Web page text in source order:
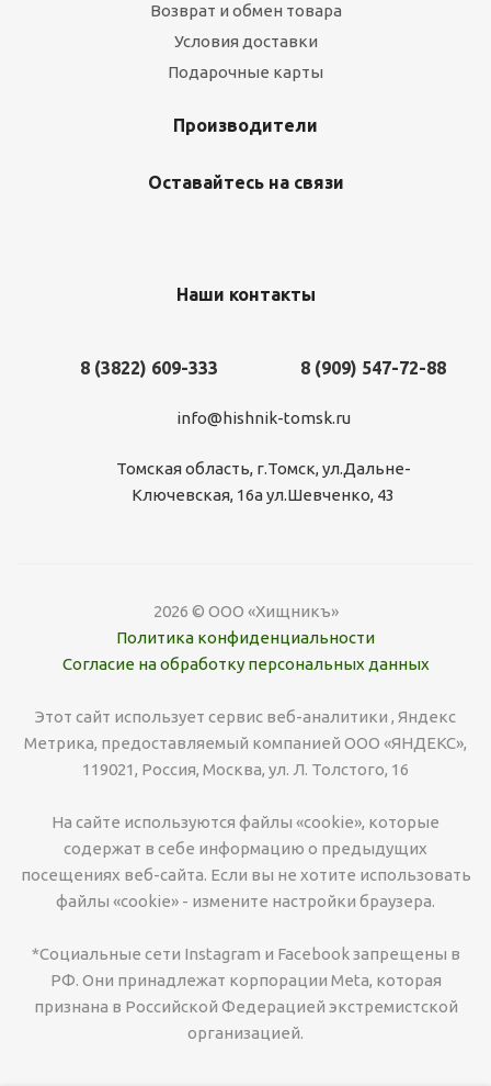
Возврат и обмен товара
Условия доставки
Подарочные карты
Производители
Оставайтесь на связи
Наши контакты
8 (3822) 609-333 8 (909) 547-72-88
info@hishnik-tomsk.ru
Томская область, г.Томск, ул.Дальне-
Ключевская, 16а ул.Шевченко, 43
2026 © ООО «Хищникъ»
Политика конфиденциальности
Согласие на обработку персональных данных
Этот сайт использует сервис веб-аналитики , Яндекс
Метрика, предоставляемый компанией ООО «ЯНДЕКС»,
119021, Россия, Москва, ул. Л. Толстого, 16
На сайте используются файлы «cookie», которые
содержат в себе информацию о предыдущих
посещениях веб-сайта. Если вы не хотите использовать
файлы «cookie» - измените настройки браузера.
*Социальные сети Instagram и Facebook запрещены в
РФ. Они принадлежат корпорации Meta, которая
признана в Российской Федерацией экстремистской
организацией.